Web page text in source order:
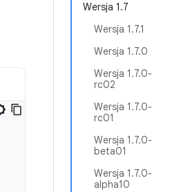
Wersja 1.7
Wersja 1.7.1
Wersja 1.7.0
Wersja 1.7.0-
rc02
Wersja 1.7.0-
rc01
Wersja 1.7.0-
beta01
Wersja 1.7.0-
alpha10